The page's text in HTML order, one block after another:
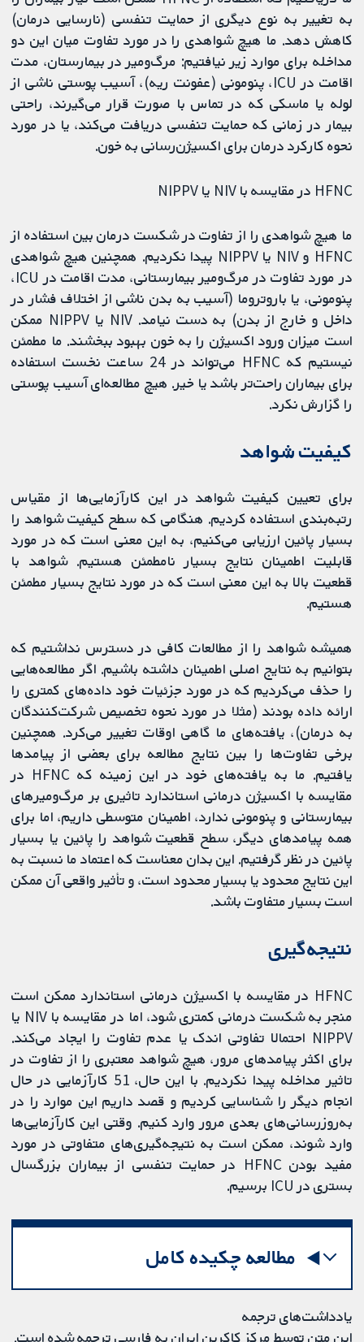
به تغییر به نوع دیگری از حمایت تنفسی (نارسایی درمان)
کاهش دهد. ما هیچ شواهدی را در مورد تفاوت میان این دو
مداخله برای موارد زیر نیافتیم: مرگ‌ومیر در بیمارستان، مدت
اقامت در ICU، پنومونی (عفونت ریه)، آسیب پوستی ناشی از
لوله یا ماسکی که در تماس با صورت قرار می‌گیرند، راحتی
بیمار در زمانی که حمایت تنفسی دریافت می‌کند، یا در مورد
نحوه کارکرد درمان برای اکسیژن‌رسانی به خون.
HFNC در مقایسه با NIV یا NIPPV
ما هیچ شواهدی را از تفاوت در شکست درمان بین استفاده از
HFNC و NIV یا NIPPV پیدا نکردیم. همچنین هیچ شواهدی
در مورد تفاوت در مرگ‌ومیر بیمارستانی، مدت اقامت در ICU،
پنومونی، یا باروتروما (آسیب به بدن ناشی از اختلاف فشار در
داخل و خارج از بدن) به دست نیامد. NIV یا NIPPV ممکن
است میزان ورود اکسیژن را به خون بهبود ببخشند. ما مطمئن
نیستیم که HFNC می‌تواند در 24 ساعت نخست استفاده
برای بیماران راحت‌تر باشد یا خیر. هیچ مطالعه‌ای آسیب پوستی
را گزارش نکرد.
کیفیت شواهد
برای تعیین کیفیت شواهد در این کارآزمایی‌ها از مقیاس
رتبه‌بندی استفاده کردیم. هنگامی که سطح کیفیت شواهد را
بسیار پائین ارزیابی می‌کنیم، به این معنی است که در مورد
قابلیت اطمینان نتایج بسیار نامطمئن هستیم. شواهد با
قطعیت بالا به این معنی است که در مورد نتایج بسیار مطمئن
هستیم.
همیشه شواهد را از مطالعات کافی در دسترس نداشتیم که
بتوانیم به نتایج اصلی اطمینان داشته باشیم. اگر مطالعه‌هایی
را حذف می‌کردیم که در مورد جزئیات خود داده‌های کمتری را
ارائه داده بودند (مثلا در مورد نحوه تخصیص شرکت‌کنندگان
به درمان)، یافته‌های ما گاهی اوقات تغییر می‌کرد. همچنین
برخی تفاوت‌ها را بین نتایج مطالعه برای بعضی از پیامدها
یافتیم. ما به یافته‌های خود در این زمینه که HFNC در
مقایسه با اکسیژن درمانی استاندارد تاثیری بر مرگ‌ومیرهای
بیمارستانی و پنومونی ندارد، اطمینان متوسطی داریم، اما برای
همه پیامدهای دیگر، سطح قطعیت شواهد را پائین یا بسیار
پائین در نظر گرفتیم. این بدان معناست که اعتماد ما نسبت به
این نتایج محدود یا بسیار محدود است، و تأثیر واقعی آن ممکن
است بسیار متفاوت باشد.
نتیجه‌گیری
HFNC در مقایسه با اکسیژن درمانی استاندارد ممکن است
منجر به شکست درمانی کمتری شود، اما در مقایسه با NIV یا
NIPPV احتمالا تفاوتی اندک یا عدم تفاوت را ایجاد می‌کند.
برای اکثر پیامدهای مرور، هیچ شواهد معتبری را از تفاوت در
تاثیر مداخله پیدا نکردیم. با این حال، 51 کارآزمایی در حال
انجام دیگر را شناسایی کردیم و قصد داریم این موارد را در
به‌روزرسانی‌های بعدی مرور وارد کنیم. وقتی این کارآزمایی‌ها
وارد شوند، ممکن است به نتیجه‌گیری‌های متفاوتی در مورد
مفید بودن HFNC در حمایت تنفسی از بیماران بزرگسال
بستری در ICU برسیم.
مطالعه چکیده کامل
یادداشت‌های ترجمه
این متن توسط مرکز کاکرین ایران به فارسی ترجمه شده است.